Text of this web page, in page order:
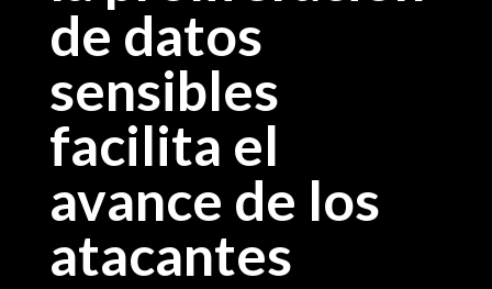
de datos
sensibles
facilita el
avance de los
atacantes